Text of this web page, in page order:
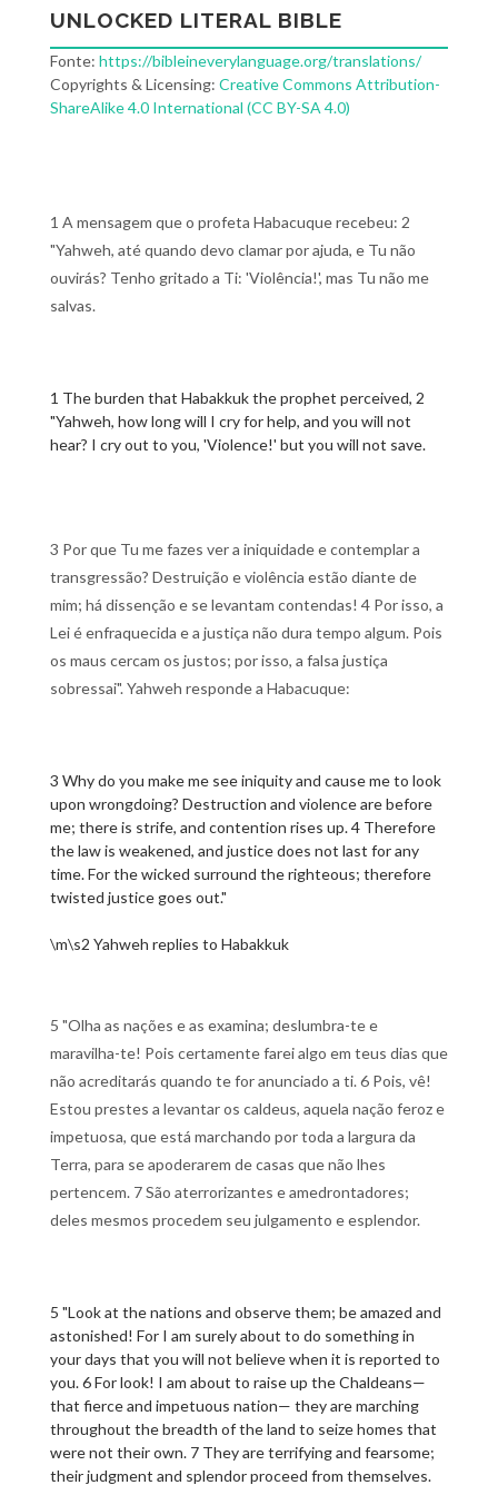
UNLOCKED LITERAL BIBLE
Fonte: https://bibleineverylanguage.org/translations/
Copyrights & Licensing: Creative Commons Attribution-
ShareAlike 4.0 International (CC BY-SA 4.0)
1 A mensagem que o profeta Habacuque recebeu: 2
"Yahweh, até quando devo clamar por ajuda, e Tu não
ouvirás? Tenho gritado a Ti: 'Violência!', mas Tu não me
salvas.
1 The burden that Habakkuk the prophet perceived, 2
"Yahweh, how long will I cry for help, and you will not
hear? I cry out to you, 'Violence!' but you will not save.
3 Por que Tu me fazes ver a iniquidade e contemplar a
transgressão? Destruição e violência estão diante de
mim; há dissenção e se levantam contendas! 4 Por isso, a
Lei é enfraquecida e a justiça não dura tempo algum. Pois
os maus cercam os justos; por isso, a falsa justiça
sobressai". Yahweh responde a Habacuque:
3 Why do you make me see iniquity and cause me to look
upon wrongdoing? Destruction and violence are before
me; there is strife, and contention rises up. 4 Therefore
the law is weakened, and justice does not last for any
time. For the wicked surround the righteous; therefore
twisted justice goes out."
\m\s2 Yahweh replies to Habakkuk
5 "Olha as nações e as examina; deslumbra-te e
maravilha-te! Pois certamente farei algo em teus dias que
não acreditarás quando te for anunciado a ti. 6 Pois, vê!
Estou prestes a levantar os caldeus, aquela nação feroz e
impetuosa, que está marchando por toda a largura da
Terra, para se apoderarem de casas que não lhes
pertencem. 7 São aterrorizantes e amedrontadores;
deles mesmos procedem seu julgamento e esplendor.
5 "Look at the nations and observe them; be amazed and
astonished! For I am surely about to do something in
your days that you will not believe when it is reported to
you. 6 For look! I am about to raise up the Chaldeans—
that fierce and impetuous nation— they are marching
throughout the breadth of the land to seize homes that
were not their own. 7 They are terrifying and fearsome;
their judgment and splendor proceed from themselves.